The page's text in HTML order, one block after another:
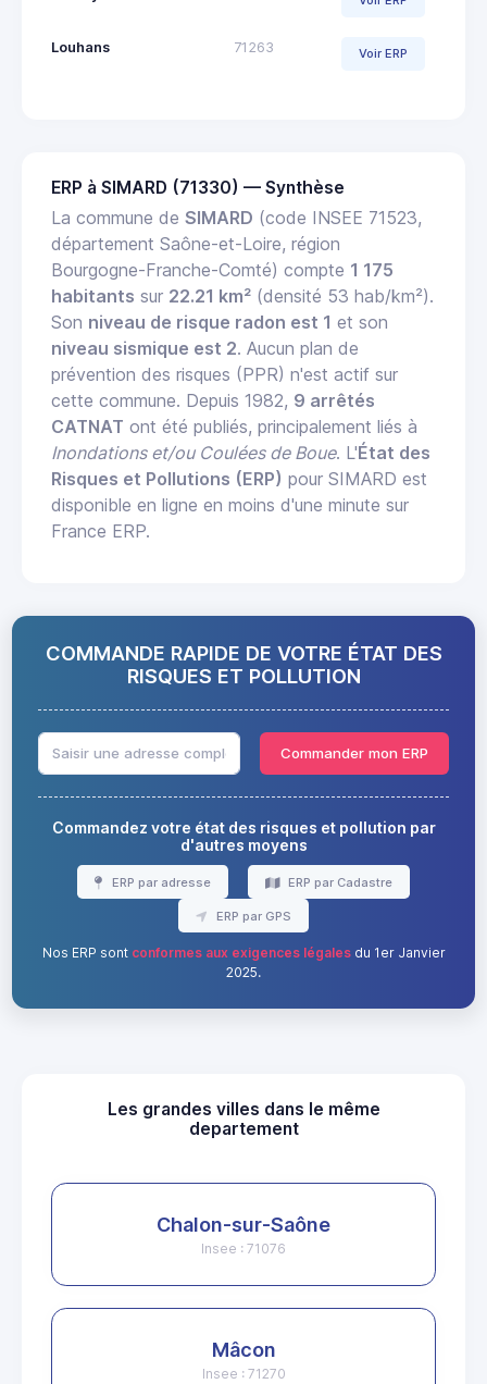
Louhans 71263 Voir ERP
ERP à SIMARD (71330) — Synthèse
La commune de SIMARD (code INSEE 71523,
département Saône-et-Loire, région
Bourgogne-Franche-Comté) compte 1 175
habitants sur 22.21 km² (densité 53 hab/km²).
Son niveau de risque radon est 1 et son
niveau sismique est 2. Aucun plan de
prévention des risques (PPR) n'est actif sur
cette commune. Depuis 1982, 9 arrêtés
CATNAT ont été publiés, principalement liés à
Inondations et/ou Coulées de Boue. L'État des
Risques et Pollutions (ERP) pour SIMARD est
disponible en ligne en moins d'une minute sur
France ERP.
COMMANDE RAPIDE DE VOTRE ÉTAT DES
RISQUES ET POLLUTION
Commander mon ERP
Commandez votre état des risques et pollution par
d'autres moyens
ERP par adresse ERP par Cadastre
ERP par GPS
Nos ERP sont conformes aux exigences légalesdu 1er Janvier
2025.
Les grandes villes dans le même
departement
Chalon-sur-Saône
Insee : 71076
Mâcon
Insee : 71270